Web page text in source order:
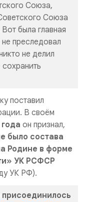
Союза,
Союза
была главная
преследовал
не делил
поставил
В своём
года он признал,
было состава
Родине в форме
УК РСФСР
УК РФ).